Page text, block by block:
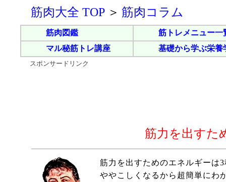
筋肉大全 TOP＞ 筋肉コラム
筋肉図鑑
筋トレメニュー一
マル秘筋トレ講座
基礎から学ぶ栄養
スポンサードリンク
筋力を出すた
筋力を出すためのエネルギーは
ややこしくなるから超簡単にわ